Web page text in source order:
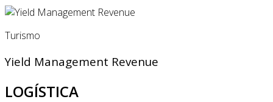
Turismo
Yield Management Revenue
LOGÍSTICA